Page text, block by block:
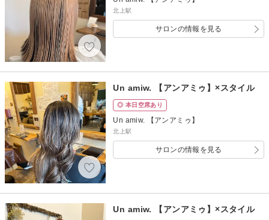
北上駅
サロンの情報を見る
Un amiw. 【アンアミゥ】×スタイル
◎ 本日空席あり
Un amiw. 【アンアミゥ】
北上駅
サロンの情報を見る
Un amiw. 【アンアミゥ】×スタイル